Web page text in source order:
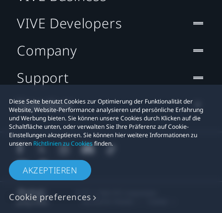
Diese Seite benutzt Cookies zur Optimierung der Funktionalität der
Website, Website-Performance analysieren und persönliche Erfahrung
und Werbung bieten. Sie können unsere Cookies durch Klicken auf die
Schaltfläche unten, oder verwalten Sie Ihre Präferenz auf Cookie-
Einstellungen akzeptieren. Sie können hier weitere Informationen zu
unseren Richtlinien zu Cookiesfinden.
AKZEPTIEREN
Cookie preferences
VIVE Developers
Company
Support
Standort
© 2011-2026 HTC Corporation
Rechtlicher Hinweis